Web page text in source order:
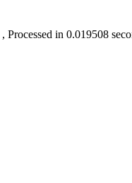
, Processed in 0.019508